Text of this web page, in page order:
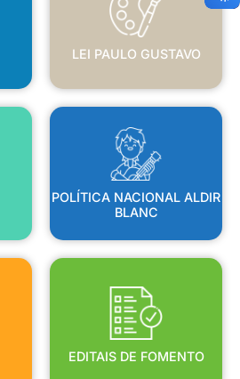
LEI PAULO GUSTAVO
POLÍTICA NACIONAL ALDIR
BLANC
POLÍTICA NACIONAL ALDIR
BLANC
EDITAIS DE FOMENTO
EDITAIS DE FOMENTO